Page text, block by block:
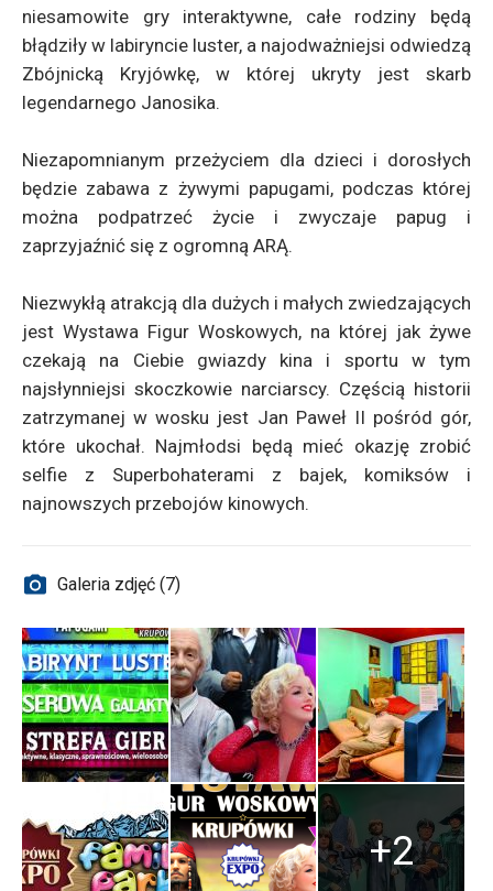
niesamowite gry interaktywne, całe rodziny będą
błądziły w labiryncie luster, a najodważniejsi odwiedzą
Zbójnicką Kryjówkę, w której ukryty jest skarb
legendarnego Janosika.
Niezapomnianym przeżyciem dla dzieci i dorosłych
będzie zabawa z żywymi papugami, podczas której
można podpatrzeć życie i zwyczaje papug i
zaprzyjaźnić się z ogromną ARĄ.
Niezwykłą atrakcją dla dużych i małych zwiedzających
jest Wystawa Figur Woskowych, na której jak żywe
czekają na Ciebie gwiazdy kina i sportu w tym
najsłynniejsi skoczkowie narciarscy. Częścią historii
zatrzymanej w wosku jest Jan Paweł II pośród gór,
które ukochał. Najmłodsi będą mieć okazję zrobić
selfie z Superbohaterami z bajek, komiksów i
najnowszych przebojów kinowych.
Galeria zdjęć (7)
+2